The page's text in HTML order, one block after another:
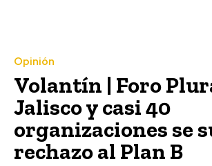
Opinión
Volantín | Foro
Jalisco y casi 40
organizaciones se
rechazo al Plan B